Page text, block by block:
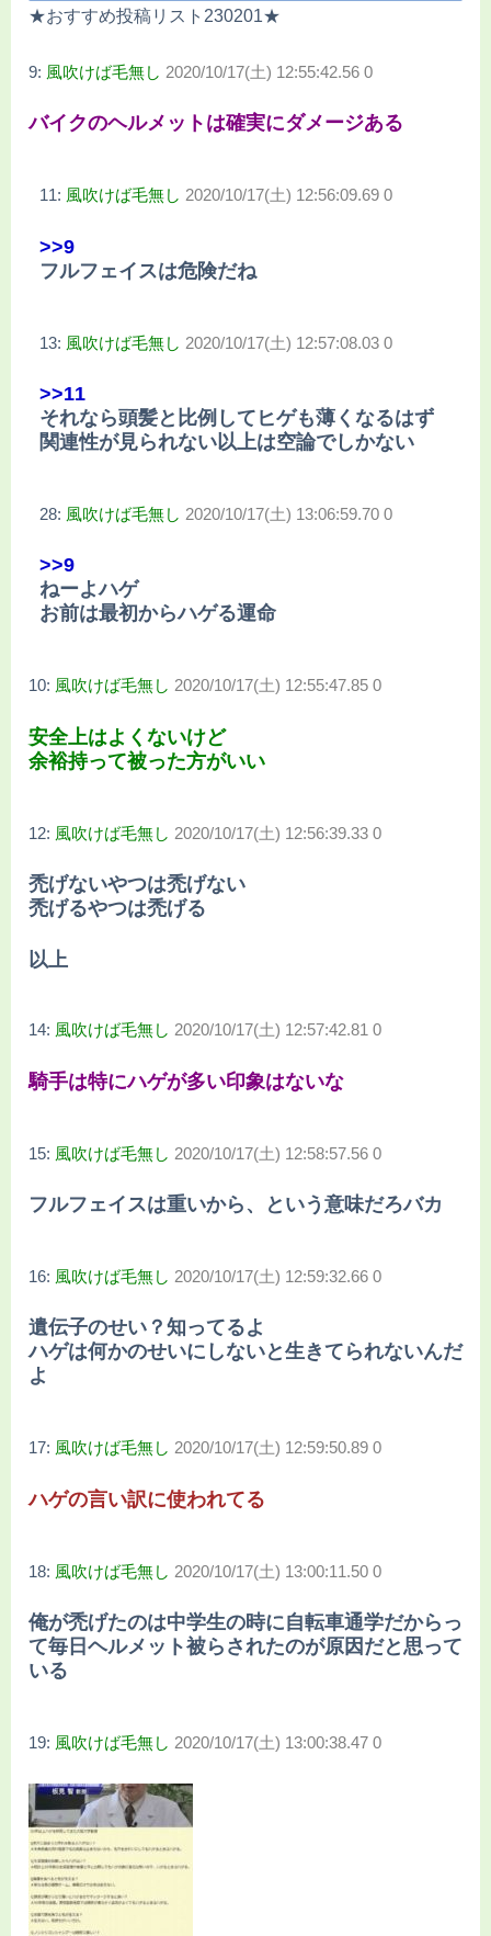
★おすすめ投稿リスト230201★
9: 風吹けば毛無し 2020/10/17(土) 12:55:42.56 0
バイクのヘルメットは確実にダメージある
11: 風吹けば毛無し 2020/10/17(土) 12:56:09.69 0
>>9
フルフェイスは危険だね
13: 風吹けば毛無し 2020/10/17(土) 12:57:08.03 0
>>11
それなら頭髪と比例してヒゲも薄くなるはず
関連性が見られない以上は空論でしかない
28: 風吹けば毛無し 2020/10/17(土) 13:06:59.70 0
>>9
ねーよハゲ
お前は最初からハゲる運命
10: 風吹けば毛無し 2020/10/17(土) 12:55:47.85 0
安全上はよくないけど
余裕持って被った方がいい
12: 風吹けば毛無し 2020/10/17(土) 12:56:39.33 0
禿げないやつは禿げない
禿げるやつは禿げる
以上
14: 風吹けば毛無し 2020/10/17(土) 12:57:42.81 0
騎手は特にハゲが多い印象はないな
15: 風吹けば毛無し 2020/10/17(土) 12:58:57.56 0
フルフェイスは重いから、という意味だろバカ
16: 風吹けば毛無し 2020/10/17(土) 12:59:32.66 0
遺伝子のせい？知ってるよ
ハゲは何かのせいにしないと生きてられないんだ
よ
17: 風吹けば毛無し 2020/10/17(土) 12:59:50.89 0
ハゲの言い訳に使われてる
18: 風吹けば毛無し 2020/10/17(土) 13:00:11.50 0
俺が禿げたのは中学生の時に自転車通学だからっ
て毎日ヘルメット被らされたのが原因だと思って
いる
19: 風吹けば毛無し 2020/10/17(土) 13:00:38.47 0